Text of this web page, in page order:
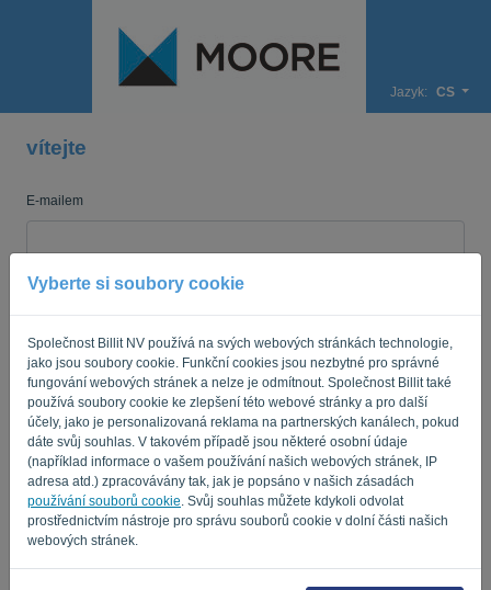
Vyberte si soubory cookie
Společnost Billit NV používá na svých webových stránkách technologie,
jako jsou soubory cookie. Funkční cookies jsou nezbytné pro správné
fungování webových stránek a nelze je odmítnout. Společnost Billit také
používá soubory cookie ke zlepšení této webové stránky a pro další
účely, jako je personalizovaná reklama na partnerských kanálech, pokud
dáte svůj souhlas. V takovém případě jsou některé osobní údaje
(například informace o vašem používání našich webových stránek, IP
adresa atd.) zpracovávány tak, jak je popsáno v našich zásadách
používání souborů cookie . Svůj souhlas můžete kdykoli odvolat
prostřednictvím nástroje pro správu souborů cookie v dolní části našich
webových stránek.
Jazyk: CS
vítejte
E-mailem
Heslo
Připomeň mi to Zapomenuté heslo?
PŘIHLÁSIT SE